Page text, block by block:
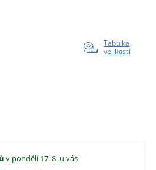
Tabulka
velikostí
v pondělí 17. 8. u vás